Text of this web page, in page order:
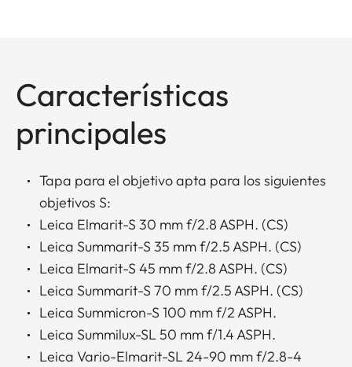
Características
principales
Tapa para el objetivo apta para los siguientes
objetivos S:
Leica Elmarit-S 30 mm f/2.8 ASPH. (CS)
Leica Summarit-S 35 mm f/2.5 ASPH. (CS)
Leica Elmarit-S 45 mm f/2.8 ASPH. (CS)
Leica Summarit-S 70 mm f/2.5 ASPH. (CS)
Leica Summicron-S 100 mm f/2 ASPH.
Leica Summilux-SL 50 mm f/1.4 ASPH.
Leica Vario-Elmarit-SL 24-90 mm f/2.8-4